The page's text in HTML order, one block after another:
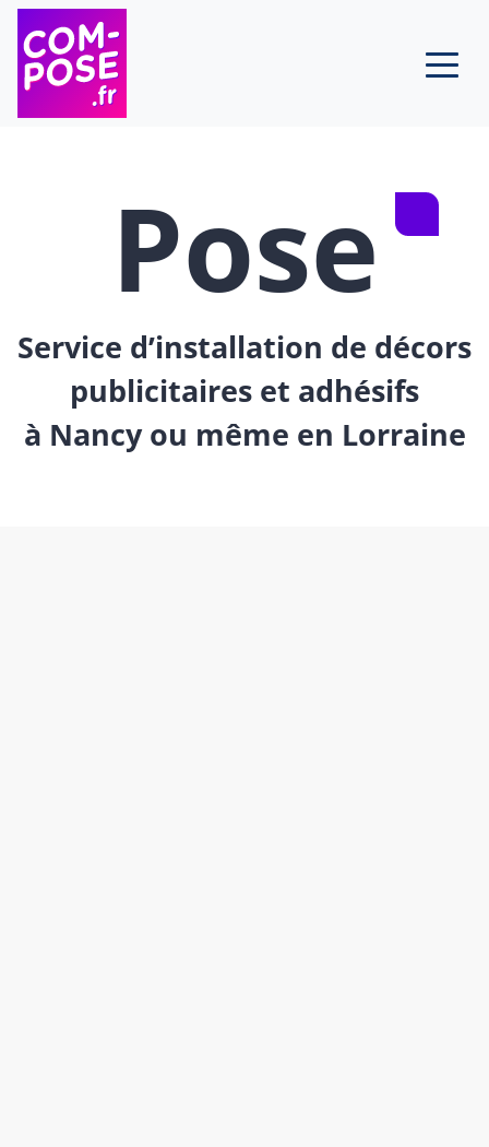
Skip to content
Pose
Service d’installation de décors
publicitaires et adhésifs
à Nancy ou même en Lorraine